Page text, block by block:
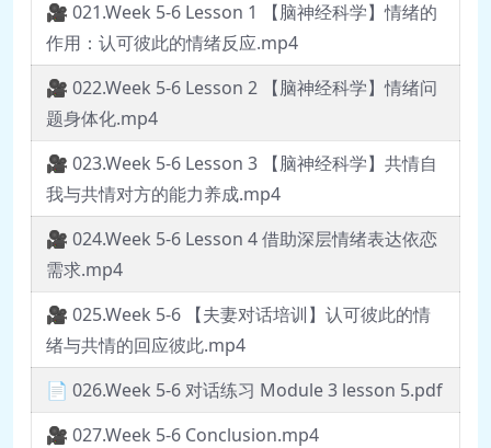
🎥 021.Week 5-6 Lesson 1 【脑神经科学】情绪的
作用：认可彼此的情绪反应.mp4
🎥 022.Week 5-6 Lesson 2 【脑神经科学】情绪问
题身体化.mp4
🎥 023.Week 5-6 Lesson 3 【脑神经科学】共情自
我与共情对方的能力养成.mp4
🎥 024.Week 5-6 Lesson 4 借助深层情绪表达依恋
需求.mp4
🎥 025.Week 5-6 【夫妻对话培训】认可彼此的情
绪与共情的回应彼此.mp4
📄 026.Week 5-6 对话练习 Module 3 lesson 5.pdf
🎥 027.Week 5-6 Conclusion.mp4